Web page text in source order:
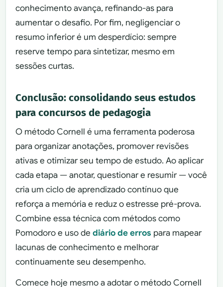
conhecimento avança, refinando-as para
aumentar o desafio. Por fim, negligenciar o
resumo inferior é um desperdício: sempre
reserve tempo para sintetizar, mesmo em
sessões curtas.
Conclusão: consolidando seus estudos
para concursos de pedagogia
O método Cornell é uma ferramenta poderosa
para organizar anotações, promover revisões
ativas e otimizar seu tempo de estudo. Ao aplicar
cada etapa — anotar, questionar e resumir — você
cria um ciclo de aprendizado contínuo que
reforça a memória e reduz o estresse pré-prova.
Combine essa técnica com métodos como
Pomodoro e uso dediário de erros para mapear
lacunas de conhecimento e melhorar
continuamente seu desempenho.
Comece hoje mesmo a adotar o método Cornell